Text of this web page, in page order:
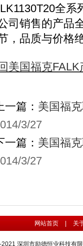
全
司销售的产品
，品质与价格
美国福克
一篇： 美国福
3/27
一篇： 美国福
3/27
网站首页 关
深圳市励德恒业科技有